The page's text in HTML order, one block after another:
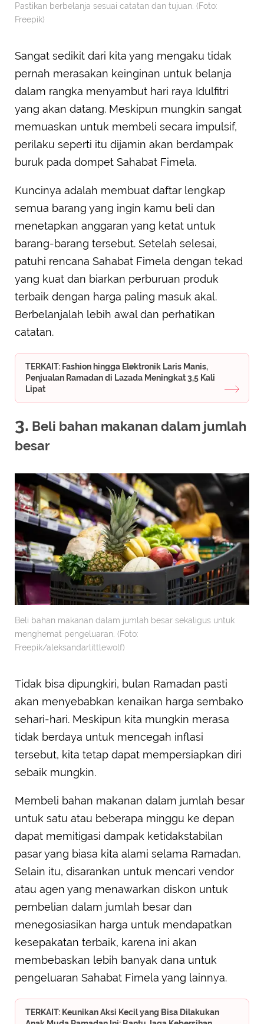
Pastikan berbelanja sesuai catatan dan tujuan. (Foto:
Freepik)
Sangat sedikit dari kita yang mengaku tidak
pernah merasakan keinginan untuk belanja
dalam rangka menyambut hari raya Idulfitri
yang akan datang. Meskipun mungkin sangat
memuaskan untuk membeli secara impulsif,
perilaku seperti itu dijamin akan berdampak
buruk pada dompet Sahabat Fimela.
Kuncinya adalah membuat daftar lengkap
semua barang yang ingin kamu beli dan
menetapkan anggaran yang ketat untuk
barang-barang tersebut. Setelah selesai,
patuhi rencana Sahabat Fimela dengan tekad
yang kuat dan biarkan perburuan produk
terbaik dengan harga paling masuk akal.
Berbelanjalah lebih awal dan perhatikan
catatan.
TERKAIT: Fashion hingga Elektronik Laris Manis,
Penjualan Ramadan di Lazada Meningkat 3,5 Kali
Lipat
3. Beli bahan makanan dalam jumlah
besar
Beli bahan makanan dalam jumlah besar sekaligus untuk
menghemat pengeluaran. (Foto:
Freepik/aleksandarlittlewolf)
Tidak bisa dipungkiri, bulan Ramadan pasti
akan menyebabkan kenaikan harga sembako
sehari-hari. Meskipun kita mungkin merasa
tidak berdaya untuk mencegah inflasi
tersebut, kita tetap dapat mempersiapkan diri
sebaik mungkin.
Membeli bahan makanan dalam jumlah besar
untuk satu atau beberapa minggu ke depan
dapat memitigasi dampak ketidakstabilan
pasar yang biasa kita alami selama Ramadan.
Selain itu, disarankan untuk mencari vendor
atau agen yang menawarkan diskon untuk
pembelian dalam jumlah besar dan
menegosiasikan harga untuk mendapatkan
kesepakatan terbaik, karena ini akan
membebaskan lebih banyak dana untuk
pengeluaran Sahabat Fimela yang lainnya.
TERKAIT: Keunikan Aksi Kecil yang Bisa Dilakukan